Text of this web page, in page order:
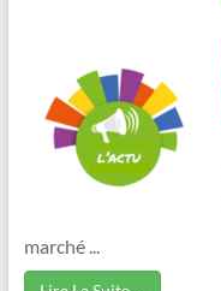
marché ...